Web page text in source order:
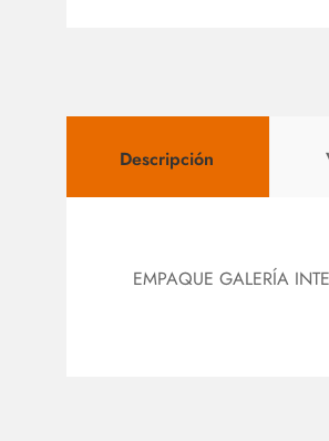
Descripción
EMPAQUE GALERÍA